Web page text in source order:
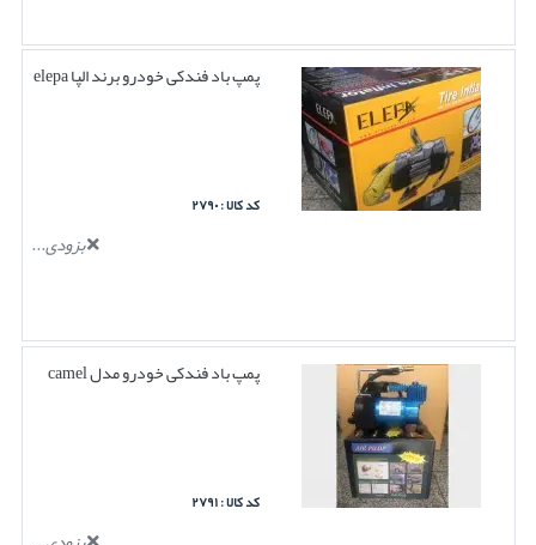
پمپ باد فندکی خودرو برند الپا elepa
کد کالا : ۲۷۹۰
بزودی...
پمپ باد فندکی خودرو مدل camel
کد کالا : ۲۷۹۱